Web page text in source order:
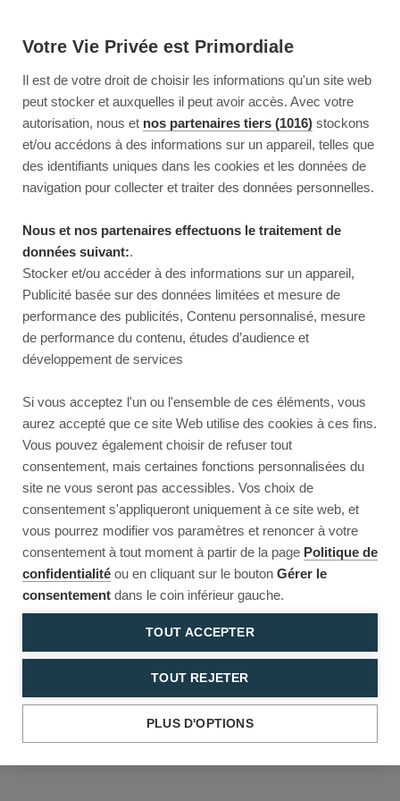
Votre Vie Privée est Primordiale
Il est de votre droit de choisir les informations qu'un site web
peut stocker et auxquelles il peut avoir accès. Avec votre
autorisation, nous et nos partenaires tiers (1016) stockons
et/ou accédons à des informations sur un appareil, telles que
des identifiants uniques dans les cookies et les données de
navigation pour collecter et traiter des données personnelles.
Nous et nos partenaires effectuons le traitement de
données suivant:.
Stocker et/ou accéder à des informations sur un appareil,
Publicité basée sur des données limitées et mesure de
performance des publicités, Contenu personnalisé, mesure
de performance du contenu, études d’audience et
développement de services
Si vous acceptez l'un ou l'ensemble de ces éléments, vous
aurez accepté que ce site Web utilise des cookies à ces fins.
Vous pouvez également choisir de refuser tout
consentement, mais certaines fonctions personnalisées du
site ne vous seront pas accessibles. Vos choix de
consentement s'appliqueront uniquement à ce site web, et
vous pourrez modifier vos paramètres et renoncer à votre
consentement à tout moment à partir de la page Politique de
confidentialité ou en cliquant sur le bouton Gérer le
consentement dans le coin inférieur gauche.
TOUT ACCEPTER
TOUT REJETER
PLUS D'OPTIONS
Reload to try again, or go back.
Reload Back